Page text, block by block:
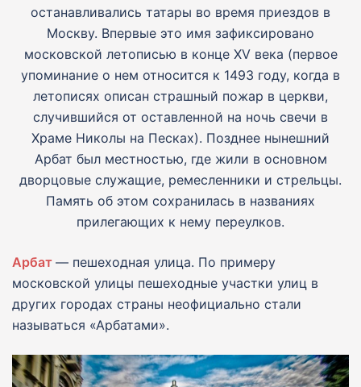
останавливались татары во время приездов в
Москву. Впервые это имя зафиксировано
московской летописью в конце XV века (первое
упоминание о нем относится к 1493 году, когда в
летописях описан страшный пожар в церкви,
случившийся от оставленной на ночь свечи в
Храме Николы на Песках). Позднее нынешний
Арбат был местностью, где жили в основном
дворцовые служащие, ремесленники и стрельцы.
Память об этом сохранилась в названиях
прилегающих к нему переулков.
Арбат — пешеходная улица. По примеру
московской улицы пешеходные участки улиц в
других городах страны неофициально стали
называться «Арбатами».